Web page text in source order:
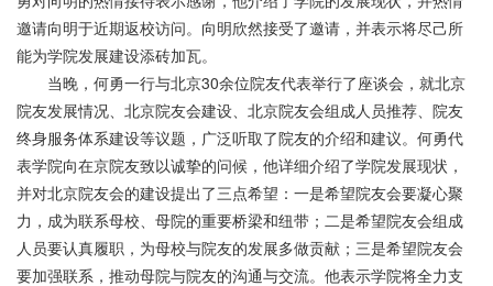
邀请向明于近期返校访问。向明欣然接受了邀请，并表示将尽己所
能为学院发展建设添砖加瓦。
当晚，何勇一行与北京30余位院友代表举行了座谈会，就北京
院友发展情况、北京院友会建设、北京院友会组成人员推荐、院友
终身服务体系建设等议题，广泛听取了院友的介绍和建议。何勇代
表学院向在京院友致以诚挚的问候，他详细介绍了学院发展现状，
并对北京院友会的建设提出了三点希望：一是希望院友会要凝心聚
力，成为联系母校、母院的重要桥梁和纽带；二是希望院友会组成
人员要认真履职，为母校与院友的发展多做贡献；三是希望院友会
要加强联系，推动母院与院友的沟通与交流。他表示学院将全力支